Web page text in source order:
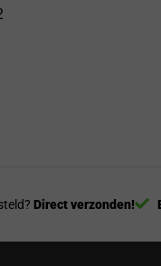
Direct verzonden!